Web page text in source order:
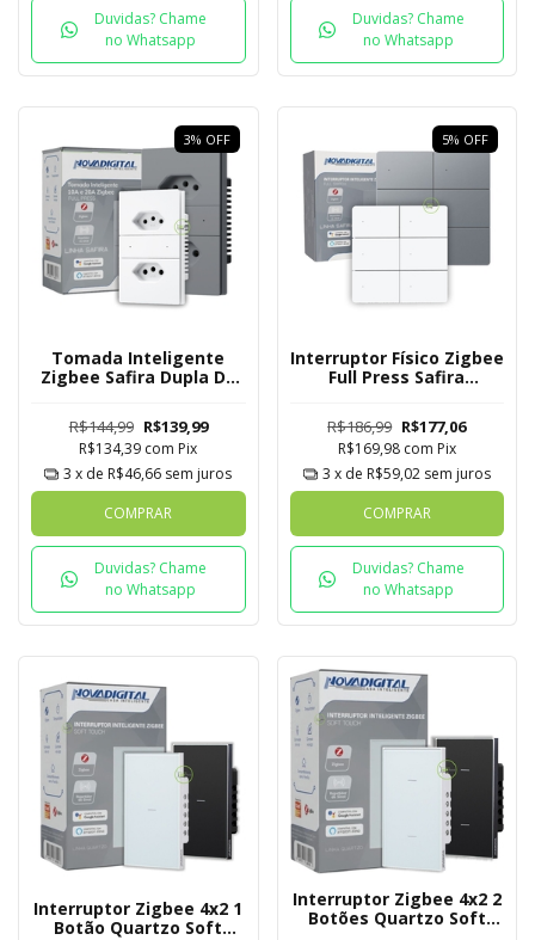
Duvidas? Chame
no Whatsapp
Duvidas? Chame
no Whatsapp
3% OFF
Tomada Inteligente
Zigbee Safira Dupla De
Tuya
R$144,99 R$139,99
R$134,39 com Pix
3 x de R$46,66 sem juros
COMPRAR
Duvidas? Chame
no Whatsapp
5% OFF
Interruptor Físico Zigbee
Full Press Safira
Botões
R$186,99 R$177,06
R$169,98 com Pix
3 x de R$59,02 sem juros
COMPRAR
Duvidas? Chame
no Whatsapp
Interruptor Zigbee 4x2 1
Botão Quartzo Soft
Interruptor Zigbee 4x2 2
Botões Quartzo Soft